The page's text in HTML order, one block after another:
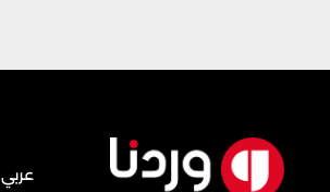
عربي